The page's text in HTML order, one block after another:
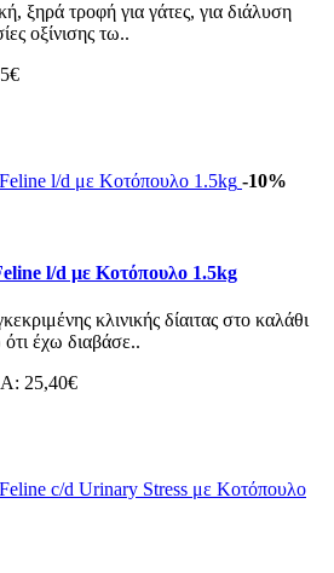
ξηρά τροφή για γάτες, για διάλυση
οξίνισης τω..
-10%
l/d με Κοτόπουλο 1.5kg
κλινικής δίαιτας στο καλάθι
έχω διαβάσε..
25,40€